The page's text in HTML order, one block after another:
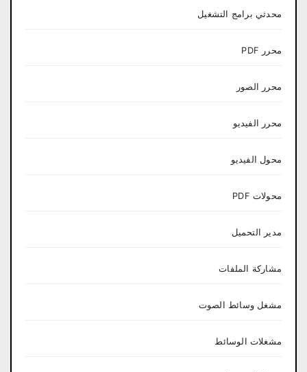
محدثي برامج التشغيل
محرر PDF
محرر الصور
محرر الفيديو
محول الفيديو
محولات PDF
مدير التحميل
مشاركة الملفات
مشغل وسائط الصوت
مشغلات الوسائط